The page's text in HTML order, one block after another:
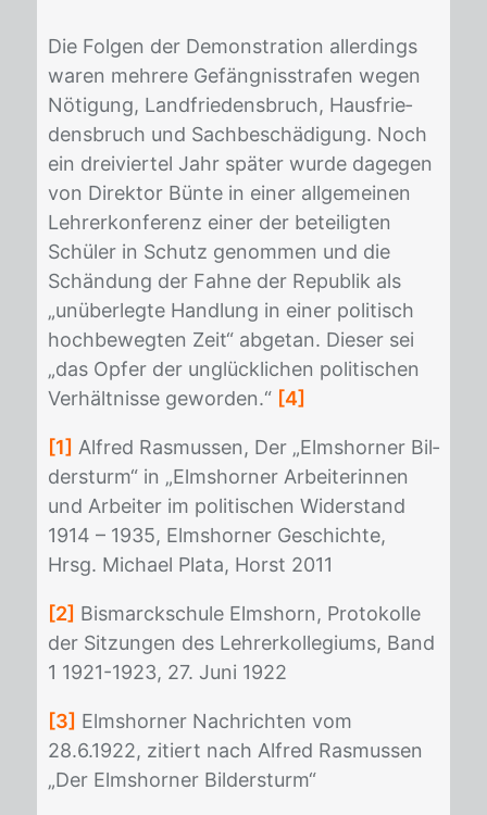
Die Fol­gen der De­mons­tra­ti­on al­ler­dings
wa­ren meh­re­re Ge­fäng­nis­stra­fen we­gen
Nö­ti­gung, Land­frie­dens­bruch, Haus­frie­
dens­bruch und Sach­be­schä­di­gung. Noch
ein drei­vier­tel Jahr spä­ter wur­de da­ge­gen
von Di­rek­tor Bün­te in ei­ner all­ge­mei­nen
Leh­rer­kon­fe­renz ei­ner der be­tei­lig­ten
Schü­ler in Schutz ge­nom­men und die
Schän­dung der Fah­ne der Re­pu­blik als
„un­über­leg­te Hand­lung in ei­ner po­li­tisch
hoch­be­weg­ten Zeit“ ab­ge­tan. Die­ser sei
„das Op­fer der un­glück­li­chen po­li­ti­schen
Ver­hält­nis­se ge­wor­den.“ [4]
[1] Al­fred Ras­mus­sen, Der „Elms­hor­ner Bil­
der­sturm“ in „Elms­hor­ner Ar­bei­te­rin­nen
und Ar­bei­ter im po­li­ti­schen Wi­der­stand
1914 – 1935, Elms­hor­ner Ge­schich­te,
Hrsg. Mi­cha­el Pla­ta, Horst 2011
[2] Bis­marck­schu­le Elms­horn, Pro­to­kol­le
der Sit­zun­gen des Leh­rer­kol­le­gi­ums, Band
1 1921-1923, 27. Juni 1922
[3] Elms­hor­ner Nach­rich­ten vom
28.6.1922, zi­tiert nach Al­fred Ras­mus­sen
„Der Elms­hor­ner Bil­der­sturm“